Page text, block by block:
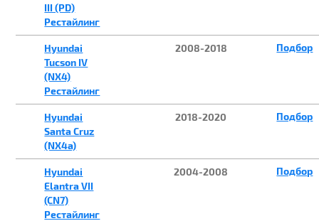
III (PD)
Рестайлинг
Hyundai
Tucson IV
(NX4)
Рестайлинг
2008-2018 Подбор
Hyundai
Santa Cruz
(NX4a)
2018-2020 Подбор
Hyundai
Elantra VII
(CN7)
Рестайлинг
2004-2008 Подбор